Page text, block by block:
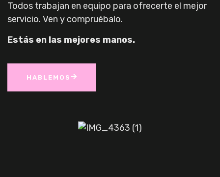
Todos trabajan en equipo para ofrecerte el mejor
servicio. Ven y compruébalo.
Estás en las mejores manos.
HABLEMOS